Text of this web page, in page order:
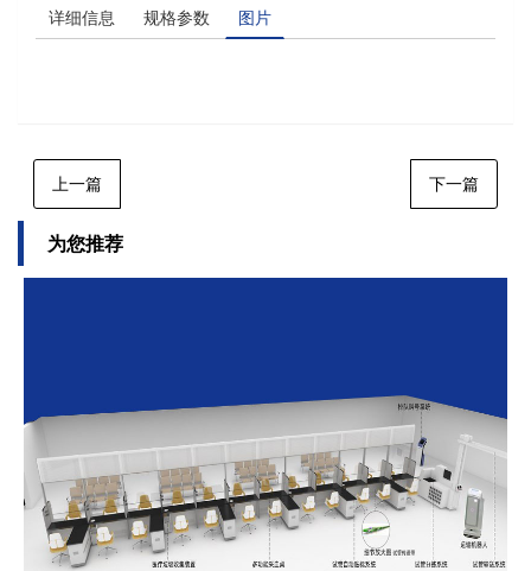
详细信息 规格参数 图片
上一篇 下一篇
为您推荐